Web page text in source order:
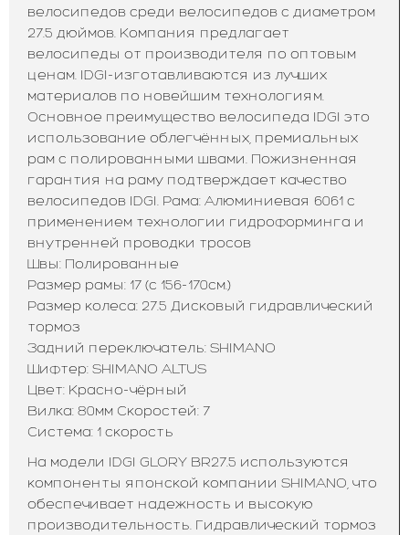
велосипедов среди велосипедов с диаметром
27.5 дюймов. Компания предлагает
велосипеды от производителя по оптовым
ценам. IDGI-изготавливаются из лучших
материалов по новейшим технологиям.
Основное преимущество велосипеда IDGI это
использование облегчённых, премиальных
рам с полированными швами. Пожизненная
гарантия на раму подтверждает качество
велосипедов IDGI. Рама: Алюминиевая 6061 с
применением технологии гидроформинга и
внутренней проводки тросов
Швы: Полированные
Размер рамы: 17 (с 156-170см.)
Размер колеса: 27.5 Дисковый гидравлический
тормоз
Задний переключатель: SHIMANO
Шифтер: SHIMANO ALTUS
Цвет: Красно-чёрный
Вилка: 80мм Скоростей: 7
Система: 1 скорость
На модели IDGI GLORY BR27.5 используются
компоненты японской компании SHIMANO, что
обеспечивает надежность и высокую
производительность. Гидравлический тормоз